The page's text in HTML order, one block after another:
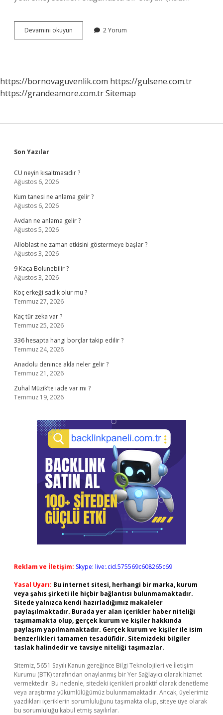
Devamını okuyun
Nedir
2 Yorum
https://bornovaguvenlik.com https://gulsene.com.tr
https://grandeamore.com.trSitemap
Sidebar
Son Yazılar
CU neyin kısaltmasıdır ?
Ağustos 6, 2026
Kum tanesi ne anlama gelir ?
Ağustos 6, 2026
Avdan ne anlama gelir ?
Ağustos 5, 2026
Alloblast ne zaman etkisini göstermeye başlar ?
Ağustos 3, 2026
9 Kaça Bolunebilir ?
Ağustos 3, 2026
Koç erkeği sadık olur mu ?
Temmuz 27, 2026
Kaç tür zeka var ?
Temmuz 25, 2026
336 hesapta hangi borçlar takip edilir ?
Temmuz 24, 2026
Anadolu denince akla neler gelir ?
Temmuz 21, 2026
Zuhal Müzik’te iade var mı ?
Temmuz 19, 2026
Reklam ve İletişim: Skype: live:.cid.575569c608265c69
Yasal Uyarı: Bu internet sitesi, herhangi bir marka, kurum
veya şahıs şirketi ile hiçbir bağlantısı bulunmamaktadır.
Sitede yalnızca kendi hazırladığımız makaleler
paylaşılmaktadır. Burada yer alan içerikler haber niteliği
taşımamakta olup, gerçek kurum ve kişiler hakkında
paylaşım yapılmamaktadır. Gerçek kurum ve kişiler ile isim
benzerlikleri tamamen tesadüfidir. Sitemizdeki bilgiler
taslak halindedir ve tavsiye niteliği taşımazlar.
Sitemiz, 5651 Sayılı Kanun gereğince Bilgi Teknolojileri ve İletişim
Kurumu (BTK) tarafından onaylanmış bir Yer Sağlayıcı olarak hizmet
vermektedir. Bu nedenle, sitedeki içerikleri proaktif olarak denetleme
veya araştırma yükümlülüğümüz bulunmamaktadır. Ancak, üyelerimiz
yazdıkları içeriklerin sorumluluğunu taşımakta olup, siteye üye olarak
bu sorumluluğu kabul etmiş sayılırlar.